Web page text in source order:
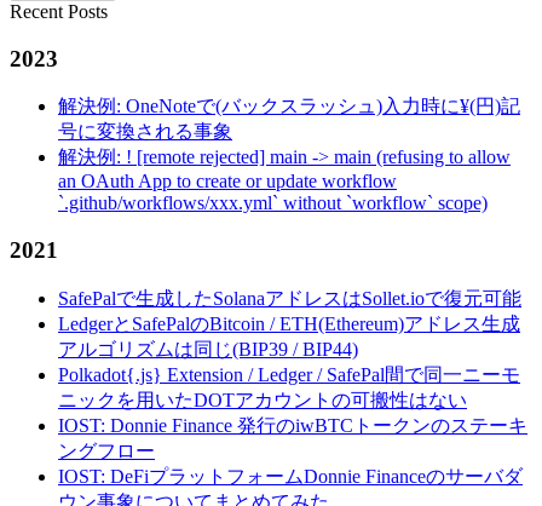
Recent Posts
2023
解決例: OneNoteで(バックスラッシュ)入力時に¥(円)記
号に変換される事象
解決例: ! [remote rejected] main -> main (refusing to allow
an OAuth App to create or update workflow
`.github/workflows/xxx.yml` without `workflow` scope)
2021
SafePalで生成したSolanaアドレスはSollet.ioで復元可能
LedgerとSafePalのBitcoin / ETH(Ethereum)アドレス生成
アルゴリズムは同じ(BIP39 / BIP44)
Polkadot{.js} Extension / Ledger / SafePal間で同一ニーモ
ニックを用いたDOTアカウントの可搬性はない
IOST: Donnie Finance 発行のiwBTCトークンのステーキ
ングフロー
IOST: DeFiプラットフォームDonnie Financeのサーバダ
ウン事象についてまとめてみた